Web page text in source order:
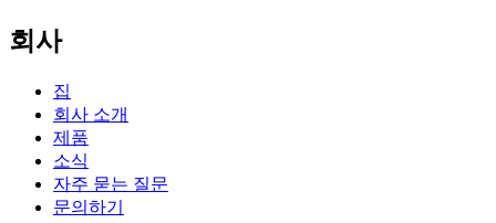
회사
집
회사 소개
제품
소식
자주 묻는 질문
문의하기